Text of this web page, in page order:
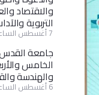
والاقتصاد
التربوية
7 أغسطس الساعة 10:08 pm
جامعة القدس
الخامس
والهندسة
6 أغسطس الساعة 9:08 pm